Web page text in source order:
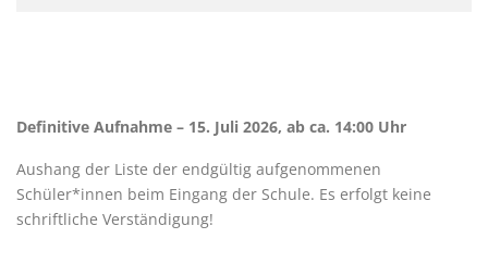
Definitive Aufnahme – 15. Juli 2026, ab ca. 14:00 Uhr
Aushang der Liste der endgültig aufgenommenen
Schüler*innen beim Eingang der Schule. Es erfolgt keine
schriftliche Verständigung!